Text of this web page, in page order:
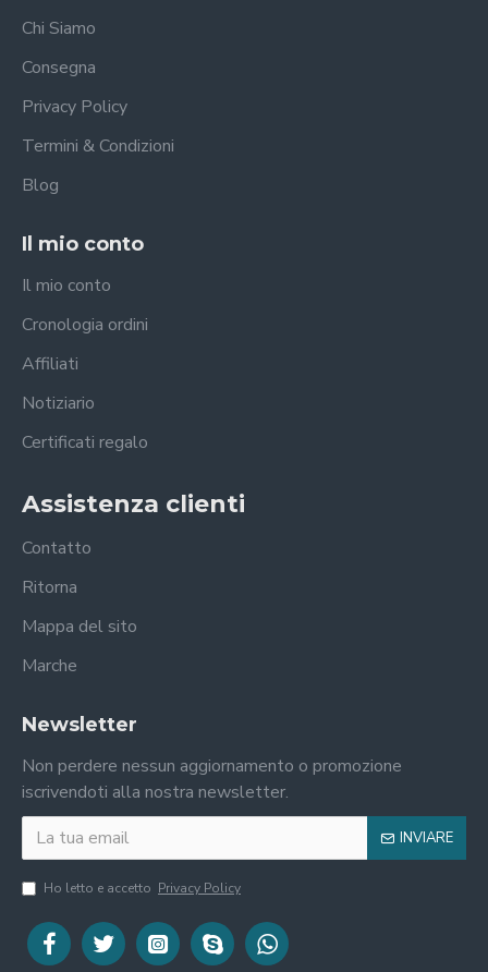
Chi Siamo
Consegna
Privacy Policy
Termini & Condizioni
Blog
Il mio conto
Il mio conto
Cronologia ordini
Affiliati
Notiziario
Certificati regalo
Assistenza clienti
Contatto
Ritorna
Mappa del sito
Marche
Newsletter
Non perdere nessun aggiornamento o promozione
iscrivendoti alla nostra newsletter.
INVIARE
Ho letto e accetto Privacy Policy